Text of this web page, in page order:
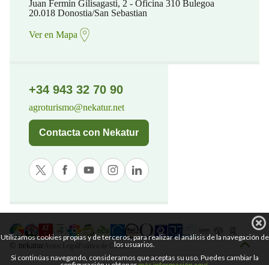
Juan Fermin Gilisagasti, 2 - Oficina 310 Bulegoa
20.018 Donostia/San Sebastian
Ver en Mapa
+34 943 32 70 90
agroturismo@nekatur.net
Contacta con Nekatur
© nekatur Política de Cookies
Utilizamos cookies propias y de terceros, para realizar el análisis de la navegación de
los usuarios.
Si continúas navegando, consideramos que aceptas su uso. Puedes cambiar la